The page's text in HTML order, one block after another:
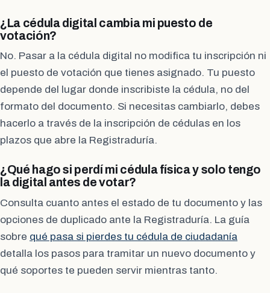
¿La cédula digital cambia mi puesto de
votación?
No. Pasar a la cédula digital no modifica tu inscripción ni
el puesto de votación que tienes asignado. Tu puesto
depende del lugar donde inscribiste la cédula, no del
formato del documento. Si necesitas cambiarlo, debes
hacerlo a través de la inscripción de cédulas en los
plazos que abre la Registraduría.
¿Qué hago si perdí mi cédula física y solo tengo
la digital antes de votar?
Consulta cuanto antes el estado de tu documento y las
opciones de duplicado ante la Registraduría. La guía
sobre qué pasa si pierdes tu cédula de ciudadanía
detalla los pasos para tramitar un nuevo documento y
qué soportes te pueden servir mientras tanto.